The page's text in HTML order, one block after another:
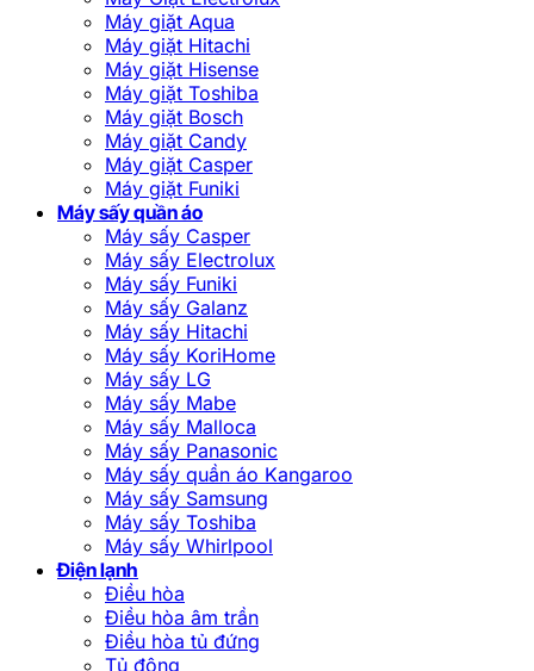
Máy giặt Aqua
Máy giặt Hitachi
Máy giặt Hisense
Máy giặt Toshiba
Máy giặt Bosch
Máy giặt Candy
Máy giặt Casper
Máy giặt Funiki
Máy sấy quần áo
Máy sấy Casper
Máy sấy Electrolux
Máy sấy Funiki
Máy sấy Galanz
Máy sấy Hitachi
Máy sấy KoriHome
Máy sấy LG
Máy sấy Mabe
Máy sấy Malloca
Máy sấy Panasonic
Máy sấy quần áo Kangaroo
Máy sấy Samsung
Máy sấy Toshiba
Máy sấy Whirlpool
Điện lạnh
Điều hòa
Điều hòa âm trần
Điều hòa tủ đứng
Tủ đông